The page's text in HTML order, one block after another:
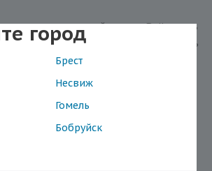
город
Брест
Несвиж
Гомель
Бобруйск
глюкозы у всей семьи. Всё очень
даже ребёнок. И что очень
в поликлинику для сдачи
уверена. Раз в три месяца
анализ, все совпадает. Аппарат
365 измерений. Удобный футляр и